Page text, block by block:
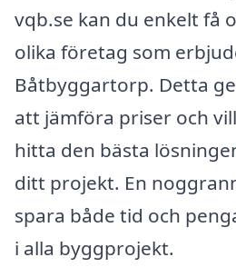
vqb.se kan du enkelt få
olika företag som
Båtbyggartorp. Detta
att jämföra priser och
hitta den bästa
ditt projekt. En
spara både tid och
i alla byggprojekt.